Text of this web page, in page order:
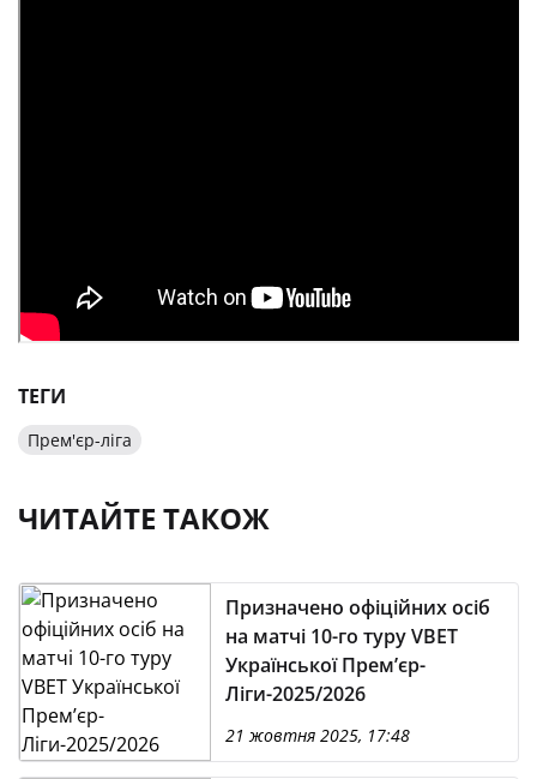
ТЕГИ
Прем'єр-ліга
ЧИТАЙТЕ ТАКОЖ
Призначено офіційних осіб
на матчі 10-го туру VBET
Української Премʼєр-
Ліги-2025/2026
21 жовтня 2025, 17:48